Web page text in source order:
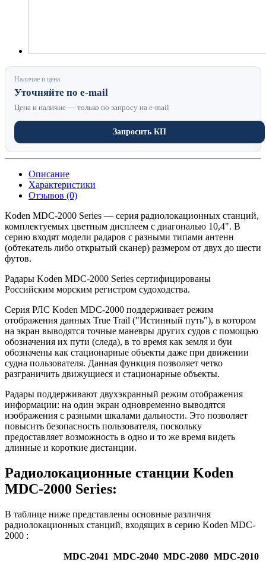
Наличие и цена
Уточняйте по e-mail
Цена и наличие — только по запросу на e-mail
Запросить КП
Описание
Характеристики
Отзывов (0)
Koden MDC-2000 Series — серия радиолокационных станций,
комплектуемых цветным дисплеем с диагональю 10,4". В
серию входят модели радаров с разными типами антенн
(обтекатель либо открытый сканер) размером от двух до шести
футов.
Радары Koden MDC-2000 Series сертифицированы
Российским морским регистром судоходства.
Серия РЛС Koden MDC-2000 поддерживает режим
отображения данных True Trail ("Истинный путь"), в котором
на экран выводятся точные маневры других судов с помощью
обозначения их пути (следа), в то время как земля и буи
обозначены как стационарные объекты даже при движении
судна пользователя. Данная функция позволяет четко
разграничить движущиеся и стационарные объекты.
Радары поддерживают двухэкранный режим отображения
информации: на один экран одновременно выводятся
изображения с разными шкалами дальности. Это позволяет
повысить безопасность пользователя, поскольку
предоставляет возможность в одно и то же время видеть
длинные и короткие дистанции.
Радиолокационные станции Koden
MDC-2000 Series:
В таблице ниже представлены основные различия
радиолокационных станций, входящих в серию Koden MDC-
2000 :
MDC-2041 MDC-2040 MDC-2080 MDC-2010